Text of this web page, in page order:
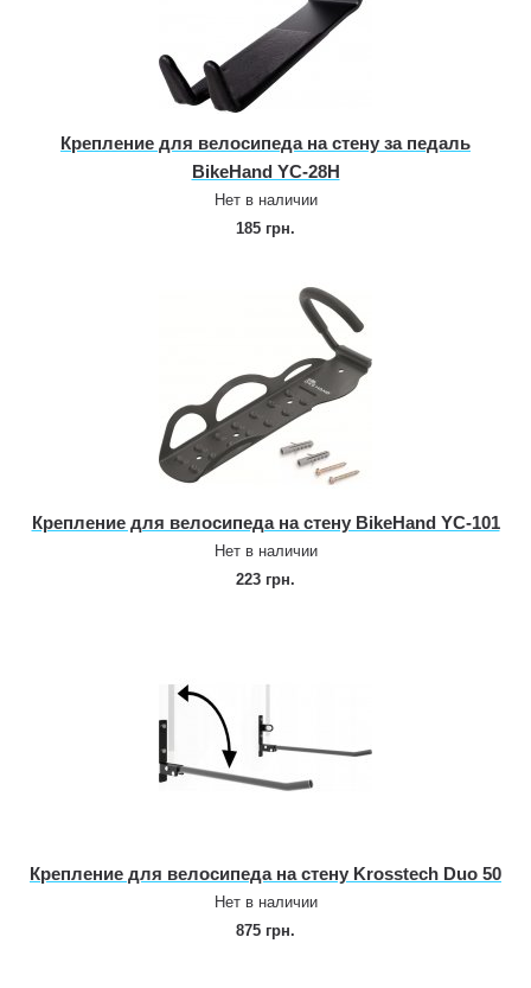
Крепление для велосипеда на стену за педаль
BikeHand YC‑28H
Нет в наличии
185 грн.
Крепление для велосипеда на стену BikeHand YC‑101
Нет в наличии
223 грн.
Крепление для велосипеда на стену Krosstech Duo 50
Нет в наличии
875 грн.